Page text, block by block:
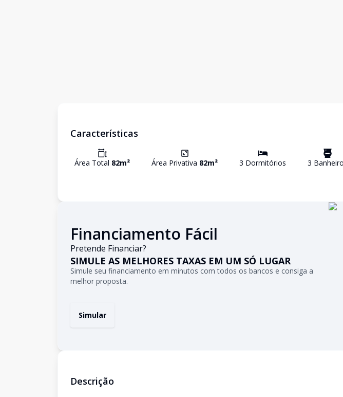
Características
Área Total 82m² Área Privativa 82m² 3 Dormitórios 3 Banheiro
Financiamento Fácil
Pretende Financiar?
SIMULE AS MELHORES TAXAS EM UM SÓ LUGAR
Simule seu financiamento em minutos com todos os bancos e consiga a
melhor proposta.
Simular
Descrição